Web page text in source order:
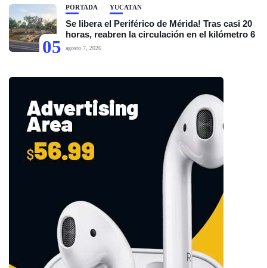
05
PORTADA YUCATÁN
Se libera el Periférico de Mérida! Tras casi 20
horas, reabren la circulación en el kilómetro 6
agosto 7, 2026